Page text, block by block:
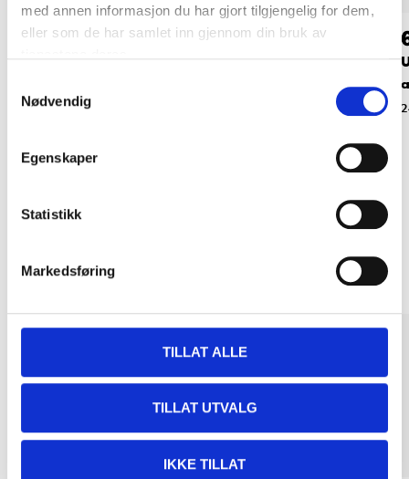
med annen informasjon du har gjort tilgjengelig for dem,
eller som de har samlet inn gjennom din bruk av
Nødvendig
Egenskaper
Statistikk
Markedsføring
TILLAT ALLE
TILLAT UTVALG
IKKE TILLAT
119,-
84-8781
149 ,-